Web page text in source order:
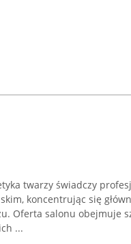
twarzy świadczy
koncentrując się
Oferta salonu obejmuje
...